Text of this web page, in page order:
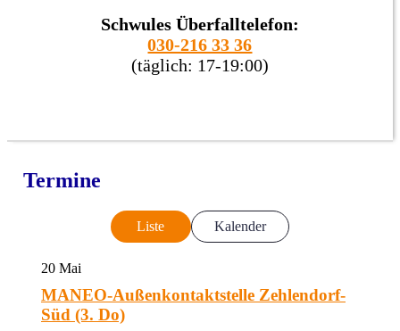
Schwules Überfalltelefon:
030-216 33 36
(täglich: 17-19:00)
Termine
Liste Kalender
20 Mai
MANEO-Außenkontaktstelle Zehlendorf-
Süd (3. Do)